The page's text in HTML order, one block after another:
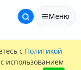
Меню
с Политикой
использованием